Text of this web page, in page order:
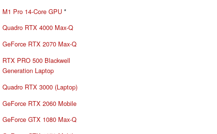
M1 Pro 14-Core GPU *
Quadro RTX 4000 Max-Q
GeForce RTX 2070 Max-Q
RTX PRO 500 Blackwell
Generation Laptop
Quadro RTX 3000 (Laptop)
GeForce RTX 2060 Mobile
GeForce GTX 1080 Max-Q